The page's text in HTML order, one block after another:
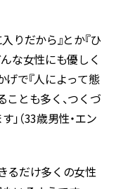
りだから』とか『ひ
な女性にも優しく
で『人によって態
ことも多く、つくづ
（33歳男性・エン
るだけ多くの女性